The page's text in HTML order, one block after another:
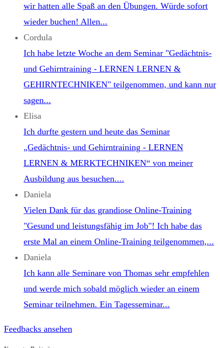
wir hatten alle Spaß an den Übungen. Würde sofort
wieder buchen! Allen...
Cordula
Ich habe letzte Woche an dem Seminar "Gedächtnis-
und Gehirntraining - LERNEN LERNEN &
GEHIRNTECHNIKEN" teilgenommen, und kann nur
sagen...
Elisa
Ich durfte gestern und heute das Seminar
„Gedächtnis- und Gehirntraining - LERNEN
LERNEN & MERKTECHNIKEN“ von meiner
Ausbildung aus besuchen....
Daniela
Vielen Dank für das grandiose Online-Training
"Gesund und leistungsfähig im Job"! Ich habe das
erste Mal an einem Online-Training teilgenommen,...
Daniela
Ich kann alle Seminare von Thomas sehr empfehlen
und werde mich sobald möglich wieder an einem
Seminar teilnehmen. Ein Tagesseminar...
Feedbacks ansehen